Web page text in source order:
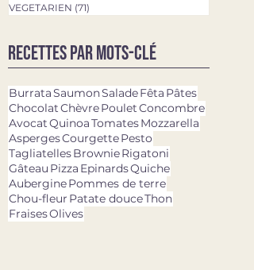
VEGETARIEN (71)
Recettes par mots-clé
BurrataSaumonSaladeFêta Pâtes
ChocolatChèvrePouletConcombre
AvocatQuinoaTomatesMozzarella
AspergesCourgettePesto
TagliatellesBrownieRigatoni
Gâteau Pizza EpinardsQuiche
AuberginePommes de terre
Chou-fleur Patate douceThon
FraisesOlives